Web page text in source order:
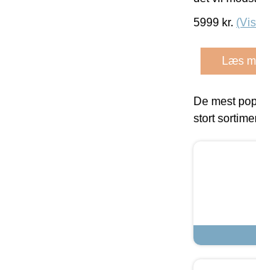
5999 kr.
Læs
De mest
stort